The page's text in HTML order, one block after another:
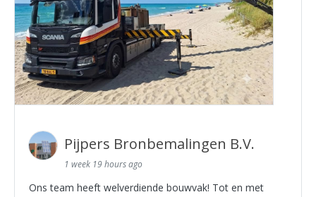
Pijpers Bronbemalingen B.V.
1 week 19 hours ago
Ons team heeft welverdiende bouwvak! Tot en met